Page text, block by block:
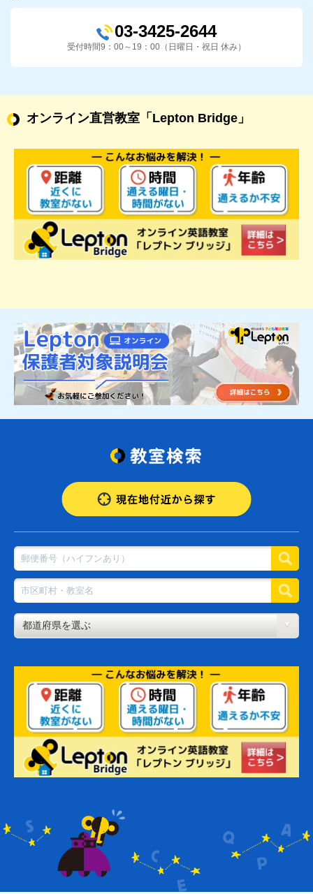
03-3425-2644
受付時間9：00～19：00（日曜日・祝日 休み）
オンライン直営教室 「Lepton Bridge」